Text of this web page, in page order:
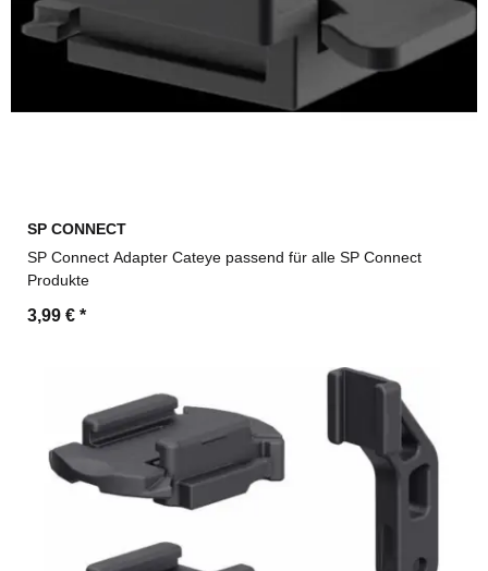
SP CONNECT
SP Connect Adapter Cateye passend für alle SP Connect
Produkte
3,99 € *